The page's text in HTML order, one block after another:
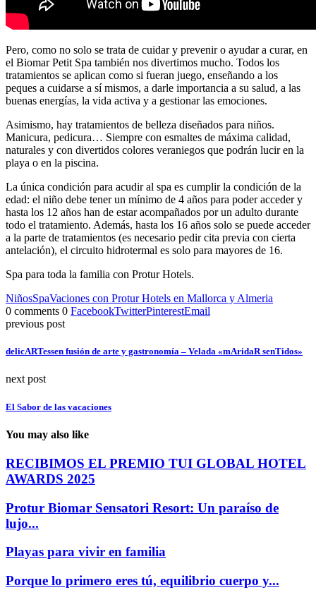
Pero, como no solo se trata de cuidar y prevenir o ayudar a curar, en
el Biomar Petit Spa también nos divertimos mucho. Todos los
tratamientos se aplican como si fueran juego, enseñando a los
peques a cuidarse a sí mismos, a darle importancia a su salud, a las
buenas energías, la vida activa y a gestionar las emociones.
Asimismo, hay tratamientos de belleza diseñados para niños.
Manicura, pedicura… Siempre con esmaltes de máxima calidad,
naturales y con divertidos colores veraniegos que podrán lucir en la
playa o en la piscina.
La única condición para acudir al spa es cumplir la condición de la
edad: el niño debe tener un mínimo de 4 años para poder acceder y
hasta los 12 años han de estar acompañados por un adulto durante
todo el tratamiento. Además, hasta los 16 años solo se puede acceder
a la parte de tratamientos (es necesario pedir cita previa con cierta
antelación), el circuito hidrotermal es solo para mayores de 16.
Spa para toda la familia con Protur Hotels.
NiñosSpaVaciones con Protur Hotels en Mallorca y Almeria
0 comments 0 FacebookTwitterPinterestEmail
previous post
delicARTessen fusión de arte y gastronomía – Velada «mAridaR senTidos»
next post
El Sabor de las vacaciones
You may also like
RECIBIMOS EL PREMIO TUI GLOBAL HOTEL
AWARDS 2025
Protur Biomar Sensatori Resort: Un paraíso de
lujo...
Playas para vivir en familia
Porque lo primero eres tú, equilibrio cuerpo y...